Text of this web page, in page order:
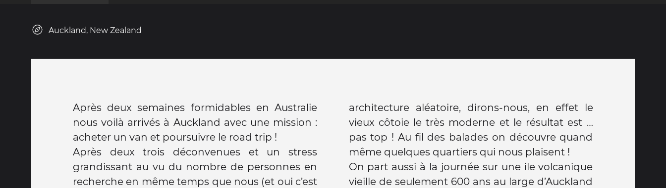
Auckland, New Zealand
Après deux semaines formidables en Australie
nous voilà arrivés à Auckland avec une mission :
acheter un van et poursuivre le road trip !
Après deux trois déconvenues et un stress
grandissant au vu du nombre de personnes en
recherche en même temps que nous (et oui c’est
architecture aléatoire, dirons-nous, en effet le
vieux côtoie le très moderne et le résultat est …
pas top ! Au fil des balades on découvre quand
même quelques quartiers qui nous plaisent !
On part aussi à la journée sur une ile volcanique
vieille de seulement 600 ans au large d’Auckland